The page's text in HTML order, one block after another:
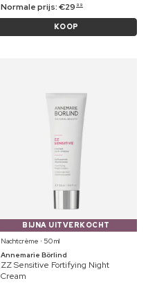
Normale prijs:€29 99
KOOP
BIJNA UITVERKOCHT
Nachtcrème ⋅ 50 ml
Annemarie Börlind
ZZ Sensitive Fortifying Night
Cream